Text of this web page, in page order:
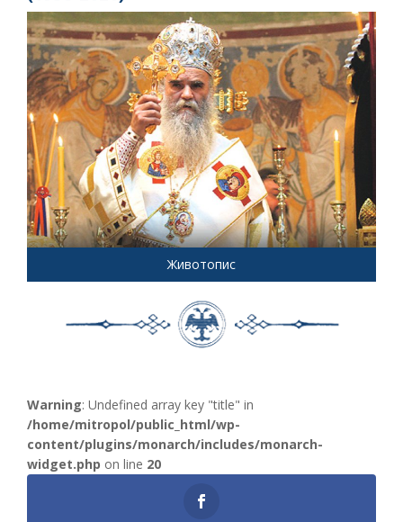
Животопис
Warning: Undefined array key "title" in
/home/mitropol/public_html/wp-
content/plugins/monarch/includes/monarch-
widget.php on line 20